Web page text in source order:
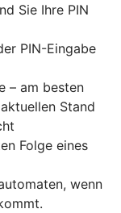
Sie Ihre PIN
PIN-Eingabe
– am besten
Stand
Folge eines
wenn